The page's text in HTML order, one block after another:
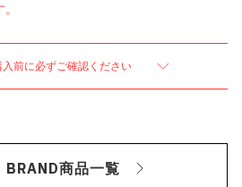
前に必ずご確認ください
BRAND商品一覧